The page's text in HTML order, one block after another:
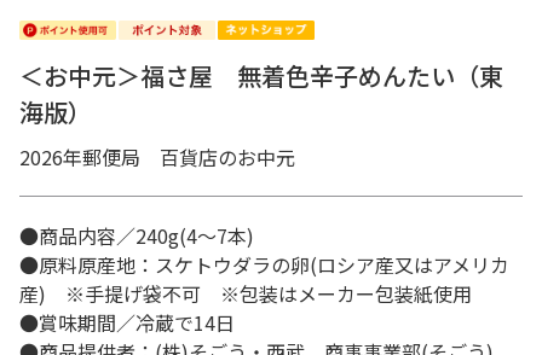
＜お中元＞福さ屋 無着色辛子めんたい（東
海版）
2026年郵便局 百貨店のお中元
●商品内容／240g(4～7本)
●原料原産地：スケトウダラの卵(ロシア産又はアメリカ
産) ※手提げ袋不可 ※包装はメーカー包装紙使用
●賞味期間／冷蔵で14日